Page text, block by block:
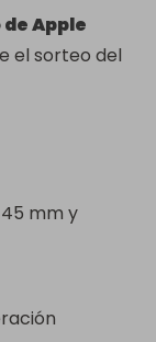
14
M1 Pro,
de
la mejor
16 Pro
1 TB, un
y
lo que
Apple
el sorteo del
mm y